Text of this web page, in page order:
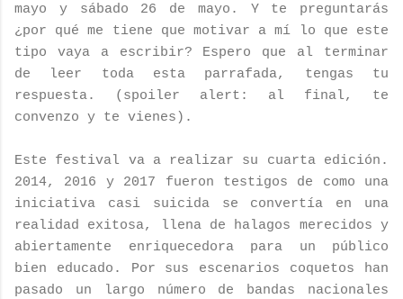
mayo y sábado 26 de mayo. Y te preguntarás
¿por qué me tiene que motivar a mí lo que este
tipo vaya a escribir? Espero que al terminar
de leer toda esta parrafada, tengas tu
respuesta. (spoiler alert: al final, te
convenzo y te vienes).
Este festival va a realizar su cuarta edición.
2014, 2016 y 2017 fueron testigos de como una
iniciativa casi suicida se convertía en una
realidad exitosa, llena de halagos merecidos y
abiertamente enriquecedora para un público
bien educado. Por sus escenarios coquetos han
pasado un largo número de bandas nacionales